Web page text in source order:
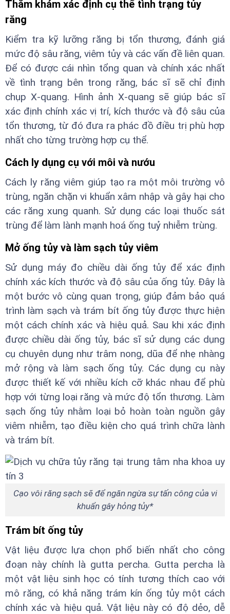
Thăm khám xác định cụ thể tình trạng tủy
răng
Kiểm tra kỹ lưỡng răng bị tổn thương, đánh giá
mức độ sâu răng, viêm tủy và các vấn đề liên quan.
Để có được cái nhìn tổng quan và chính xác nhất
về tình trạng bên trong răng, bác sĩ sẽ chỉ định
chụp X-quang. Hình ảnh X-quang sẽ giúp bác sĩ
xác định chính xác vị trí, kích thước và độ sâu của
tổn thương, từ đó đưa ra phác đồ điều trị phù hợp
nhất cho từng trường hợp cụ thể.
Cách ly dụng cụ với môi và nướu
Cách ly răng viêm giúp tạo ra một môi trường vô
trùng, ngăn chặn vi khuẩn xâm nhập và gây hại cho
các răng xung quanh. Sử dụng các loại thuốc sát
trùng để làm lành mạnh hoá ống tuỷ nhiễm trùng.
Mở ống tủy và làm sạch tủy viêm
Sử dụng máy đo chiều dài ống tủy để xác định
chính xác kích thước và độ sâu của ống tủy. Đây là
một bước vô cùng quan trọng, giúp đảm bảo quá
trình làm sạch và trám bít ống tủy được thực hiện
một cách chính xác và hiệu quả. Sau khi xác định
được chiều dài ống tủy, bác sĩ sử dụng các dụng
cụ chuyên dụng như trâm nong, dũa để nhẹ nhàng
mở rộng và làm sạch ống tủy. Các dụng cụ này
được thiết kế với nhiều kích cỡ khác nhau để phù
hợp với từng loại răng và mức độ tổn thương. Làm
sạch ống tủy nhằm loại bỏ hoàn toàn nguồn gây
viêm nhiễm, tạo điều kiện cho quá trình chữa lành
và trám bít.
Cạo vôi răng sạch sẽ để ngăn ngừa sự tấn công của vi
khuẩn gây hỏng tủy*
Trám bít ống tủy
Vật liệu được lựa chọn phổ biến nhất cho công
đoạn này chính là gutta percha. Gutta percha là
một vật liệu sinh học có tính tương thích cao với
mô răng, có khả năng trám kín ống tủy một cách
chính xác và hiệu quả. Vật liệu này có độ dẻo, dễ